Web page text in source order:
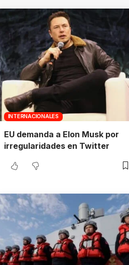
INTERNACIONALES
EU demanda a Elon Musk por
irregularidades en Twitter